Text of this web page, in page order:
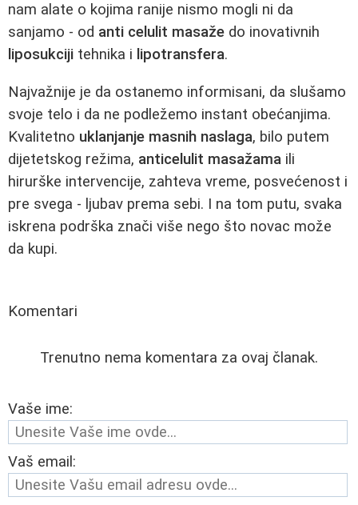
nam alate o kojima ranije nismo mogli ni da
sanjamo - od anti celulit masaže do inovativnih
liposukciji tehnika i lipotransfera.
Najvažnije je da ostanemo informisani, da slušamo
svoje telo i da ne podležemo instant obećanjima.
Kvalitetno uklanjanje masnih naslaga, bilo putem
dijetetskog režima, anticelulit masažama ili
hirurške intervencije, zahteva vreme, posvećenost i
pre svega - ljubav prema sebi. I na tom putu, svaka
iskrena podrška znači više nego što novac može
da kupi.
Komentari
Trenutno nema komentara za ovaj članak.
Vaše ime:
Vaš email: